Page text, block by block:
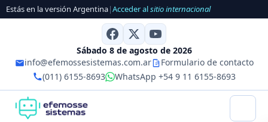
Estás en la versión Argentina|Acceder alsitio internacional
Sábado 8 de agosto de 2026
info@efemossesistemas.com.ar
Formulario de contacto
(011) 6155-8693
WhatsApp +54 9 11 6155-8693